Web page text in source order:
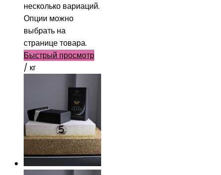
несколько вариаций.
Опции можно
выбрать на
странице товара.
Быстрый просмотр
/ кг